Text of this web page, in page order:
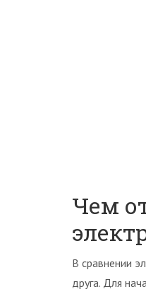
Чем
В сравнении
друга. Для